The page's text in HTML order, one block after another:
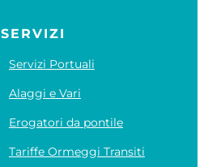
SERVIZI
Servizi Portuali
Alaggi e Vari
Erogatori da pontile
Tariffe Ormeggi Transiti